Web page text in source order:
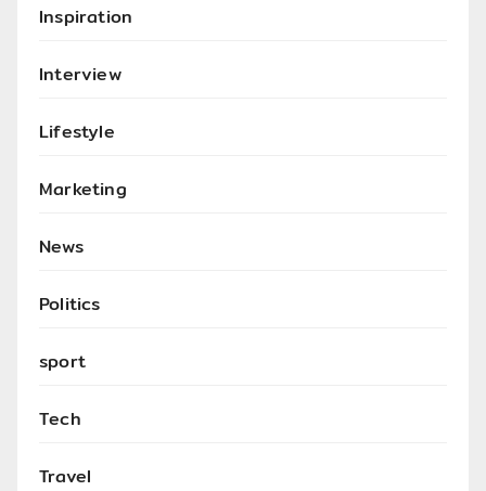
Inspiration
Interview
Lifestyle
Marketing
News
Politics
sport
Tech
Travel